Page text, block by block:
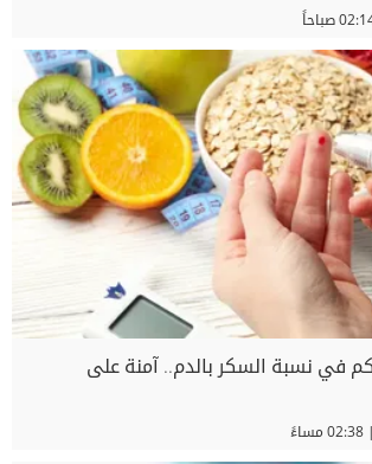
في نسبة السكر بالدم.. آمنة على